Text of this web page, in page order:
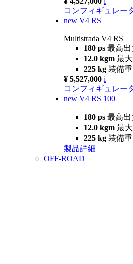
コンフィギュレー
new V4 RS
Multistrada V4 RS
180 ps 最高出
12.0 kgm 最
225 kg 装備
¥ 5,527,000 i
コンフィギュレー
new V4 RS 100
180 ps 最高出
12.0 kgm 最
225 kg 装備
製品詳細
OFF-ROAD